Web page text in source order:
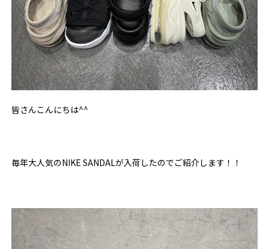
皆さんこんにちは^^
毎年大人気のNIKE SANDALが入荷したのでご紹介します！！